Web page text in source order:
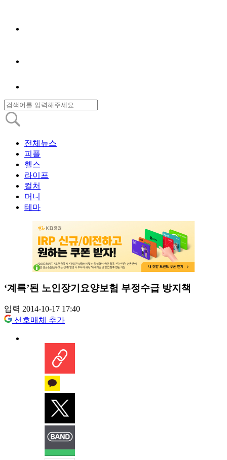
전체뉴스
피플
헬스
라이프
컬처
머니
테마
‘계륵’된 노인장기요양보험 부정수급 방지책
입력 2014-10-17 17:40
선호매체 추가